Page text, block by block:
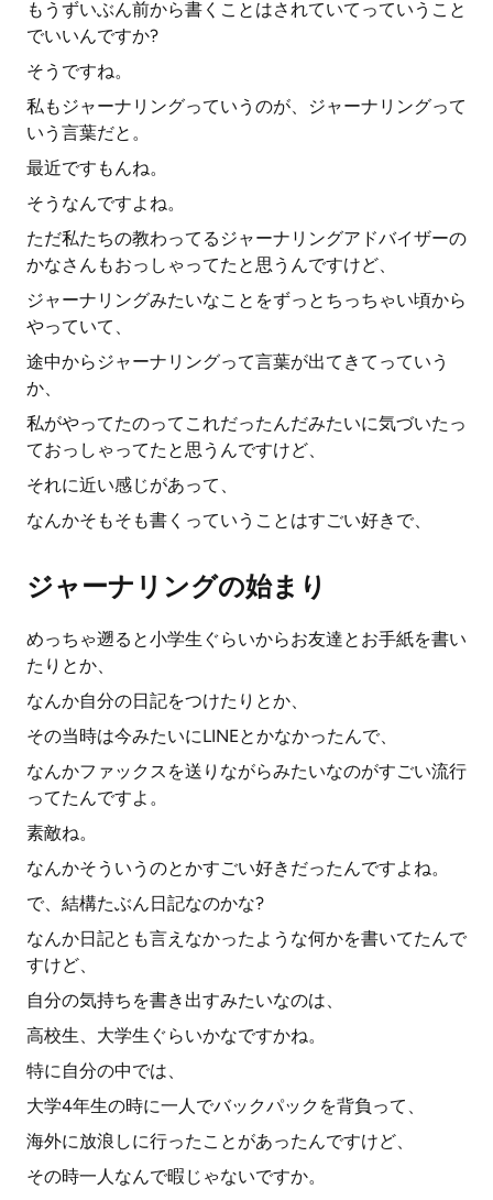
もうずいぶん前から書くことはされていてっていうこと
でいいんですか?
そうですね。
私もジャーナリングっていうのが、ジャーナリングって
いう言葉だと。
最近ですもんね。
そうなんですよね。
ただ私たちの教わってるジャーナリングアドバイザーの
かなさんもおっしゃってたと思うんですけど、
ジャーナリングみたいなことをずっとちっちゃい頃から
やっていて、
途中からジャーナリングって言葉が出てきてっていう
か、
私がやってたのってこれだったんだみたいに気づいたっ
ておっしゃってたと思うんですけど、
それに近い感じがあって、
なんかそもそも書くっていうことはすごい好きで、
ジャーナリングの始まり
めっちゃ遡ると小学生ぐらいからお友達とお手紙を書い
たりとか、
なんか自分の日記をつけたりとか、
その当時は今みたいにLINEとかなかったんで、
なんかファックスを送りながらみたいなのがすごい流行
ってたんですよ。
素敵ね。
なんかそういうのとかすごい好きだったんですよね。
で、結構たぶん日記なのかな?
なんか日記とも言えなかったような何かを書いてたんで
すけど、
自分の気持ちを書き出すみたいなのは、
高校生、大学生ぐらいかなですかね。
特に自分の中では、
大学4年生の時に一人でバックパックを背負って、
海外に放浪しに行ったことがあったんですけど、
その時一人なんで暇じゃないですか。